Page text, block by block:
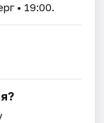
• 19:00.